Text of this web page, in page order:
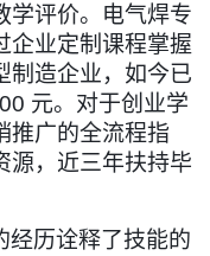
学评价。电气焊专
企业定制课程掌握
制造企业，如今已
元。对于创业学
推广的全流程指
源，近三年扶持毕
经历诠释了技能的